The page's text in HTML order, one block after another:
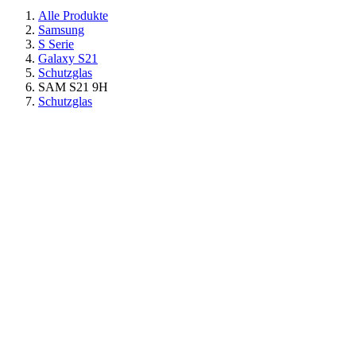
Alle Produkte
Samsung
S Serie
Galaxy S21
Schutzglas
SAM S21 9H
Schutzglas